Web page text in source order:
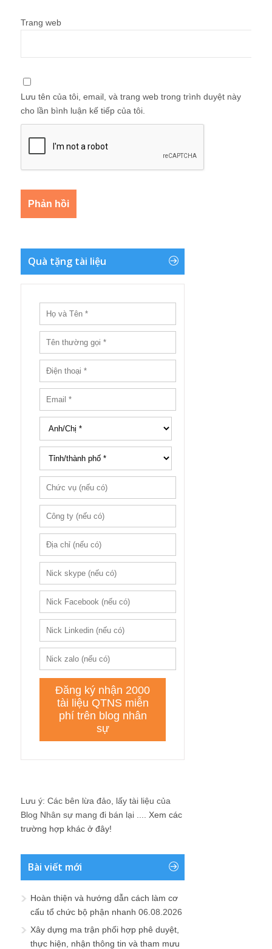
Trang web
Lưu tên của tôi, email, và trang web trong trình duyệt này
cho lần bình luận kế tiếp của tôi.
Quà tặng tài liệu
Lưu ý: Các bên lừa đảo, lấy tài liệu của
Blog Nhân sự mang đi bán lại .... Xem các
trường hợp khác ở đây!
Bài viết mới
Hoàn thiện và hướng dẫn cách làm cơ
cấu tổ chức bộ phận nhanh 06.08.2026
Xây dựng ma trận phối hợp phê duyệt,
thực hiện, nhận thông tin và tham mưu